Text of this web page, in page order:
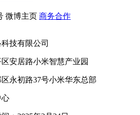
微博主页 商务合作
技有限公司
安居路小米智慧产业园
永初路37号小米华东总部
心